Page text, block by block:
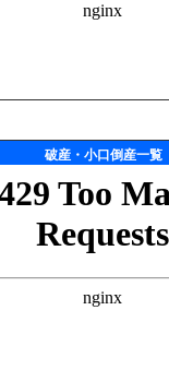
破産・小口倒産一覧